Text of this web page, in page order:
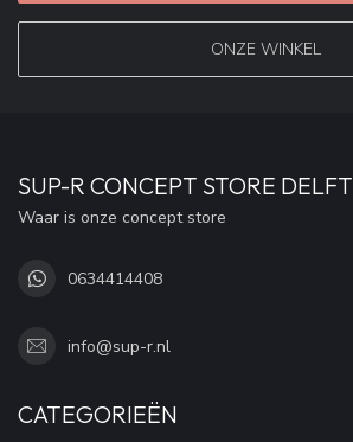
ONZE WINKEL
SUP-R CONCEPT STORE DELFT
Waar is onze concept store
0634414408
info@sup-r.nl
CATEGORIEËN